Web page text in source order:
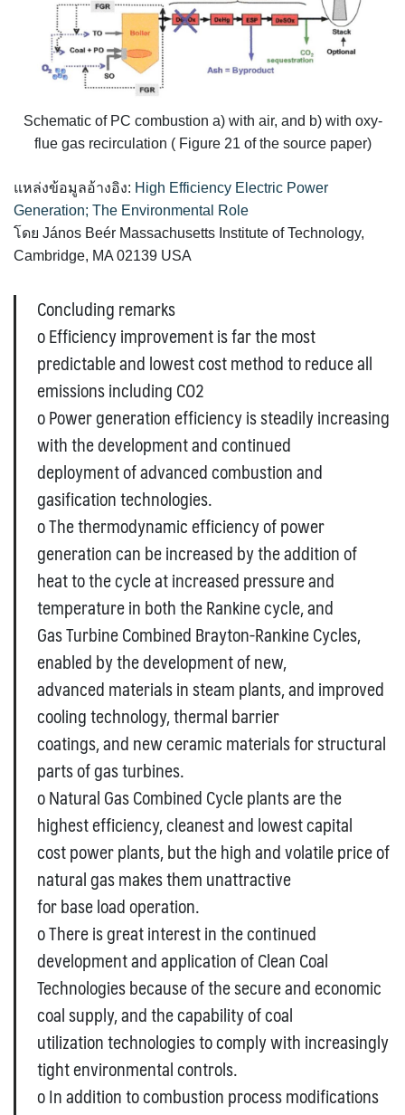
Schematic of PC combustion a) with air, and b) with oxy-
flue gas recirculation ( Figure 21 of the source paper)
แหล่งข้อมูลอ้างอิง: High Efficiency Electric Power
Generation; The Environmental Role
โดย János Beér Massachusetts Institute of Technology,
Cambridge, MA 02139 USA
Concluding remarks
o Efficiency improvement is far the most
predictable and lowest cost method to reduce all
emissions including CO2
o Power generation efficiency is steadily increasing
with the development and continued
deployment of advanced combustion and
gasification technologies.
o The thermodynamic efficiency of power
generation can be increased by the addition of
heat to the cycle at increased pressure and
temperature in both the Rankine cycle, and
Gas Turbine Combined Brayton-Rankine Cycles,
enabled by the development of new,
advanced materials in steam plants, and improved
cooling technology, thermal barrier
coatings, and new ceramic materials for structural
parts of gas turbines.
o Natural Gas Combined Cycle plants are the
highest efficiency, cleanest and lowest capital
cost power plants, but the high and volatile price of
natural gas makes them unattractive
for base load operation.
o There is great interest in the continued
development and application of Clean Coal
Technologies because of the secure and economic
coal supply, and the capability of coal
utilization technologies to comply with increasingly
tight environmental controls.
o In addition to combustion process modifications